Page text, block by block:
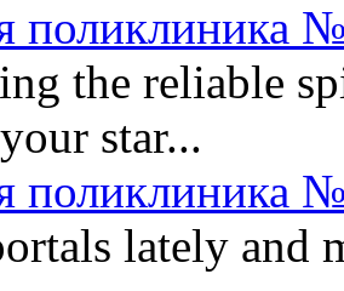
поликлиника
the reliable
star...
поликлиника
lately and